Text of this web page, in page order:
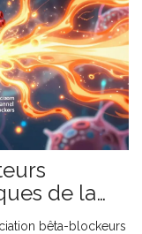
de la
bêta-blockeurs